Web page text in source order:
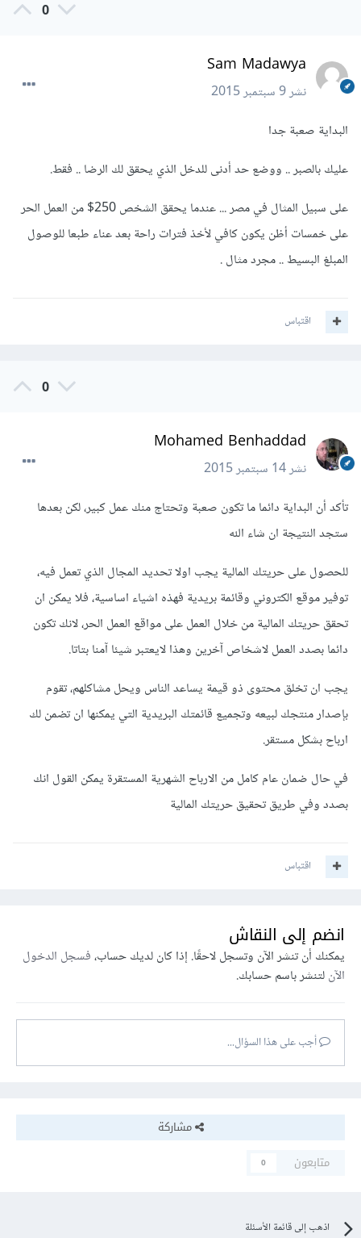
0
Sam Madawya
نشر9 سبتمبر 2015
البداية صعبة جدا
عليك بالصبر .. ووضع حد أدنى للدخل الذي يحقق لك الرضا .. فقط.
على سبيل المثال في مصر ... عندما يحقق الشخص 250$ من العمل الحر
على خمسات أظن يكون كافي لأخذ فترات راحة بعد عناء طبعا للوصول
المبلغ البسيط .. مجرد مثال .
اقتباس
0
Mohamed Benhaddad
نشر14 سبتمبر 2015
تأكد أن البداية دائما ما تكون صعبة وتحتاج منك عمل كبير، لكن بعدها
ستجد النتيجة ان شاء الله
للحصول على حريتك المالية يجب اولا تحديد المجال الذي تعمل فيه،
توفير موقع الكتروني وقائمة بريدية فهذه اشياء اساسية، فلا يمكن ان
تحقق حريتك المالية من خلال العمل على مواقع العمل الحر، لانك تكون
دائما بصدد العمل لاشخاص آخرين وهذا لايعتبر شيئا آمنا بتاتا.
يجب ان تخلق محتوى ذو قيمة يساعد الناس ويحل مشاكلهم، تقوم
بإصدار منتجك لبيعه وتجميع قائمتك البريدية التي يمكنها ان تضمن لك
ارباح بشكل مستقر.
في حال ضمان عام كامل من الارباح الشهرية المستقرة يمكن القول انك
بصدد وفي طريق تحقيق حريتك المالية
اقتباس
انضم إلى النقاش
يمكنك أن تنشر الآن وتسجل لاحقًا. إذا كان لديك حساب،فسجل الدخول
الآنلتنشر باسم حسابك.
أجب على هذا السؤال...
مشاركة
متابعون
0
اذهب إلى قائمة الأسئلة